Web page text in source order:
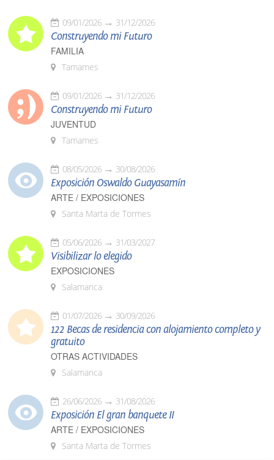
09/01/2026 31/12/2026
Construyendo mi Futuro
FAMILIA
Tamames
09/01/2026 31/12/2026
Construyendo mi Futuro
JUVENTUD
Tamames
08/05/2026 30/08/2026
Exposición Oswaldo Guayasamín
ARTE / EXPOSICIONES
Santa Marta de Tormes
05/06/2026 31/03/2027
Visibilizar lo elegido
EXPOSICIONES
Salamanca
01/07/2026 30/09/2026
122 Becas de residencia con alojamiento completo y
gratuito
OTRAS ACTIVIDADES
Salamanca
26/06/2026 31/08/2026
Exposición El gran banquete II
ARTE / EXPOSICIONES
Santa Marta de Tormes